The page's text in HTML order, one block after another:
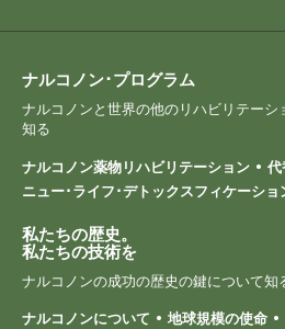
ナルコノン･プログラム
ナルコノンと世界の他のリハビリテーシ
知る
ナルコノン薬物リハビリテーション
代
ニュー･ライフ･デトックスフィケーショ
私たちの歴史。
私たちの技術を
ナルコノンの成功の歴史の鍵について知
ナルコノンについて
地球規模の使命